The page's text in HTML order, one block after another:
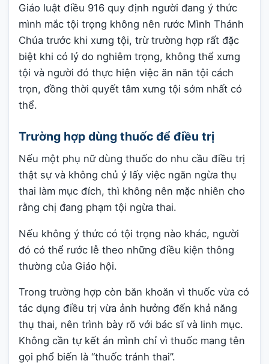
Giáo luật điều 916 quy định người đang ý thức
mình mắc tội trọng không nên rước Mình Thánh
Chúa trước khi xưng tội, trừ trường hợp rất đặc
biệt khi có lý do nghiêm trọng, không thể xưng
tội và người đó thực hiện việc ăn năn tội cách
trọn, đồng thời quyết tâm xưng tội sớm nhất có
thể.
Trường hợp dùng thuốc để điều trị
Nếu một phụ nữ dùng thuốc do nhu cầu điều trị
thật sự và không chủ ý lấy việc ngăn ngừa thụ
thai làm mục đích, thì không nên mặc nhiên cho
rằng chị đang phạm tội ngừa thai.
Nếu không ý thức có tội trọng nào khác, người
đó có thể rước lễ theo những điều kiện thông
thường của Giáo hội.
Trong trường hợp còn băn khoăn vì thuốc vừa có
tác dụng điều trị vừa ảnh hưởng đến khả năng
thụ thai, nên trình bày rõ với bác sĩ và linh mục.
Không cần tự kết án mình chỉ vì thuốc mang tên
gọi phổ biến là “thuốc tránh thai”.